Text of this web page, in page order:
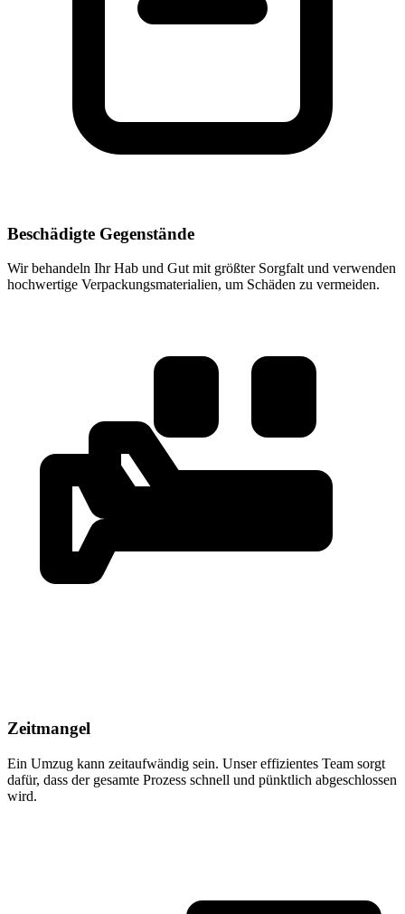
Beschädigte Gegenstände
Wir behandeln Ihr Hab und Gut mit größter Sorgfalt und verwenden
hochwertige Verpackungsmaterialien, um Schäden zu vermeiden.
Zeitmangel
Ein Umzug kann zeitaufwändig sein. Unser effizientes Team sorgt
dafür, dass der gesamte Prozess schnell und pünktlich abgeschlossen
wird.